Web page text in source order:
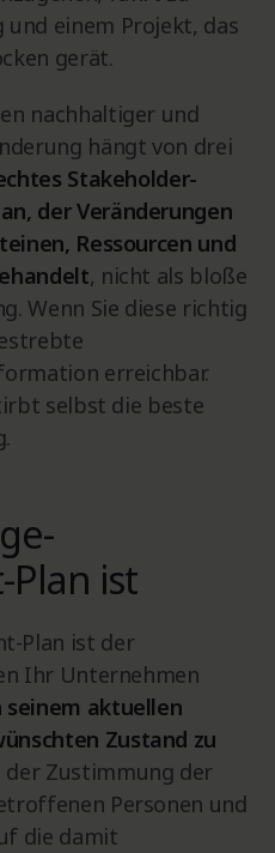
einem Projekt, das
gerät.
nachhaltiger und
hängt von drei
Stakeholder-
der Veränderungen
Ressourcen und
, nicht als bloße
Wenn Sie diese richtig
erreichbar.
selbst die beste
ist
Plan ist der
Ihr Unternehmen
seinem aktuellen
Zustand zu
Zustimmung der
Personen und
die damit